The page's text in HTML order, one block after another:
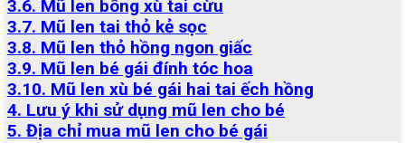
3.6. Mũ len bông xù tai cừu
3.7. Mũ len tai thỏ kẻ sọc
3.8. Mũ len thỏ hồng ngon giấc
3.9. Mũ len bé gái đính tóc hoa
3.10. Mũ len xù bé gái hai tai ếch hồng
4. Lưu ý khi sử dụng mũ len cho bé
5. Địa chỉ mua mũ len cho bé gái